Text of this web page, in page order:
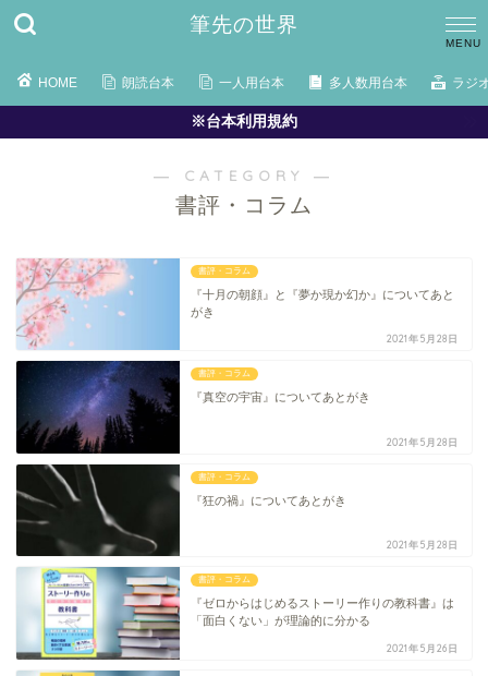
筆先の世界
HOME 朗読台本 一人用台本 多人数用台本 ラジ
※台本利用規約
― CATEGORY ―
書評・コラム
書評・コラム
『十月の朝顔』と『夢か現か幻か』についてあと
がき
2021年5月28日
書評・コラム
『真空の宇宙』についてあとがき
2021年5月28日
書評・コラム
『狂の禍』についてあとがき
2021年5月28日
書評・コラム
『ゼロからはじめるストーリー作りの教科書』は
「面白くない」が理論的に分かる
2021年5月26日